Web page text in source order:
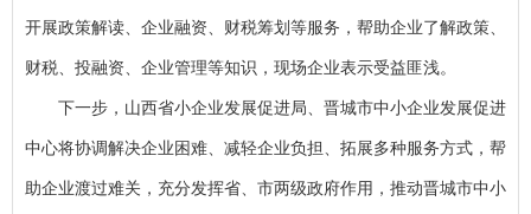
开展政策解读、企业融资、财税筹划等服务，帮助企业了解政策、
财税、投融资、企业管理等知识，现场企业表示受益匪浅。
下一步，山西省小企业发展促进局、晋城市中小企业发展促进
中心将协调解决企业困难、减轻企业负担、拓展多种服务方式，帮
助企业渡过难关，充分发挥省、市两级政府作用，推动晋城市中小